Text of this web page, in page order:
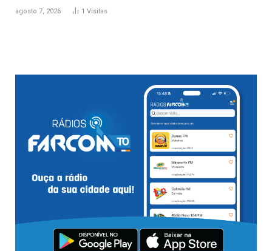
agosto 7, 2026 1 Visitas